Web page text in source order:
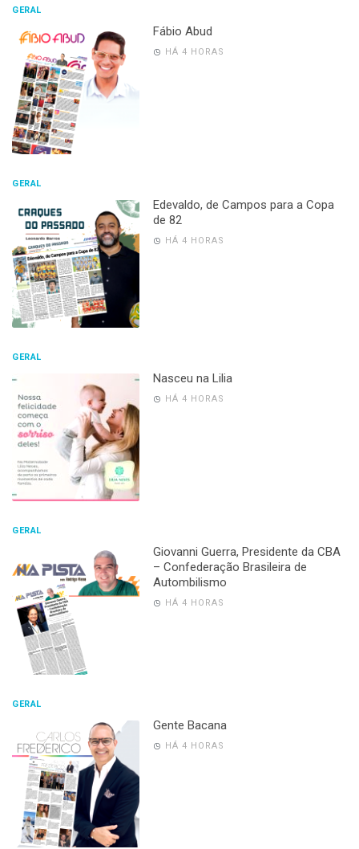
GERAL
Fábio Abud
HÁ 4 HORAS
GERAL
Edevaldo, de Campos para a Copa
de 82
HÁ 4 HORAS
GERAL
Nasceu na Lilia
HÁ 4 HORAS
GERAL
Giovanni Guerra, Presidente da CBA
– Confederação Brasileira de
Autombilismo
HÁ 4 HORAS
GERAL
Gente Bacana
HÁ 4 HORAS